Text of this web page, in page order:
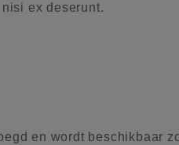
ex deserunt.
en wordt beschikbaar